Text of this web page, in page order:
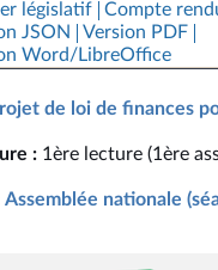
législatif Compte
JSON
Version PDF
Word/LibreOffice
de loi de finances
: 1ère lecture (1ère
Assemblée nationale